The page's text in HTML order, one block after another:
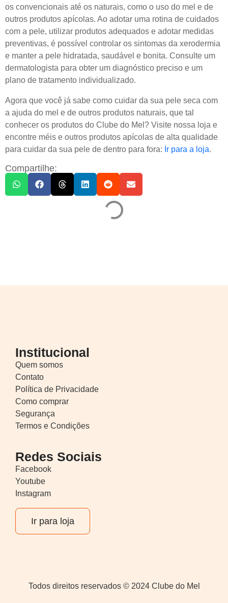
os convencionais até os naturais, como o uso do mel e de
outros produtos apícolas. Ao adotar uma rotina de cuidados
com a pele, utilizar produtos adequados e adotar medidas
preventivas, é possível controlar os sintomas da xerodermia
e manter a pele hidratada, saudável e bonita. Consulte um
dermatologista para obter um diagnóstico preciso e um
plano de tratamento individualizado.
Agora que você já sabe como cuidar da sua pele seca com
a ajuda do mel e de outros produtos naturais, que tal
conhecer os produtos do Clube do Mel? Visite nossa loja e
encontre méis e outros produtos apícolas de alta qualidade
para cuidar da sua pele de dentro para fora: Ir para a loja.
Compartilhe:
Institucional
Quem somos
Contato
Política de Privacidade
Como comprar
Segurança
Termos e Condições
Redes Sociais
Facebook
Youtube
Instagram
Ir para loja
Todos direitos reservados © 2024 Clube do Mel